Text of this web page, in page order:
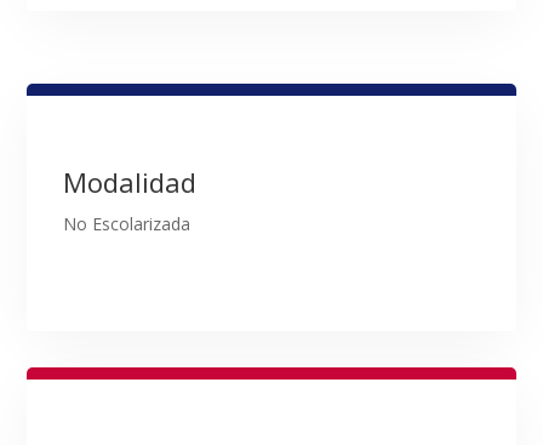
Modalidad
No Escolarizada